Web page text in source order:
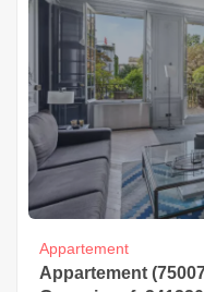
Appartement
Appartement